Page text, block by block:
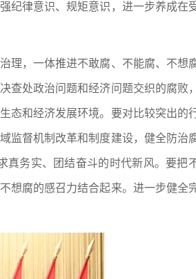
纪律意识、规矩意识，进一步养成在
理，一体推进不敢腐、不能腐、不想腐
查处政治问题和经济问题交织的腐败
态和经济发展环境。要对比较突出的
监督机制改革和制度建设，健全防治
真务实、团结奋斗的时代新风。要把
想腐的感召力结合起来。进一步健全